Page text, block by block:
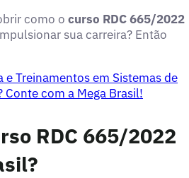
como o curso RDC 665/2022
sua carreira? Então
Treinamentos em Sistemas de
Conte com a Mega Brasil!
RDC 665/2022